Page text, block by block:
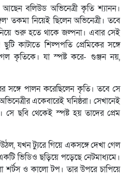
আছেন বলিউড অভিনেত্রী কৃতি শ্যানন।
তকমা নিয়েই ছিলেন অভিনেত্রী। তবে
শুরু হতে থাকে জল্পনা। এবার সেই
কাটাতে শিল্পপতি প্রেমিকের সঙ্গে
কৃতিকে। যা স্পষ্ট করে- গুঞ্জন নয়,
সঙ্গে পালন করেছিলেন কৃতি। তবে সে
একেবারেই ঘনিষ্ঠরা। সেখানেই
সে ছবি থেকেই স্পষ্ট হয় তাদের প্রেম
যখন ট্যুরে গিয়ে একসঙ্গে দেখা গেল
ভিডিও ছড়িয়ে পড়েছে নেটমাধ্যমে।
শর্টস ও কালো টপ। তার উপরে চাপিয়ে